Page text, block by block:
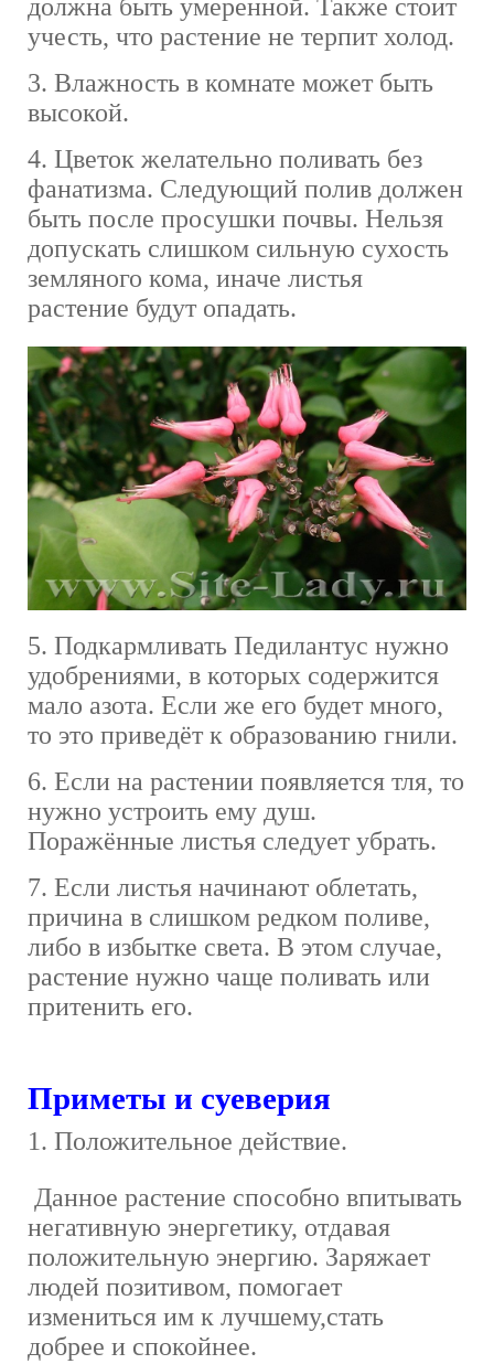
должна быть умеренной. Также стоит
учесть, что растение не терпит холод.
3. Влажность в комнате может быть
высокой.
4. Цветок желательно поливать без
фанатизма. Следующий полив должен
быть после просушки почвы. Нельзя
допускать слишком сильную сухость
земляного кома, иначе листья
растение будут опадать.
5. Подкармливать Педилантус нужно
удобрениями, в которых содержится
мало азота. Если же его будет много,
то это приведёт к образованию гнили.
6. Если на растении появляется тля, то
нужно устроить ему душ.
Поражённые листья следует убрать.
7. Если листья начинают облетать,
причина в слишком редком поливе,
либо в избытке света. В этом случае,
растение нужно чаще поливать или
притенить его.
Приметы и суеверия
1. Положительное действие.
Данное растение способно впитывать
негативную энергетику, отдавая
положительную энергию. Заряжает
людей позитивом, помогает
измениться им к лучшему,стать
добрее и спокойнее.